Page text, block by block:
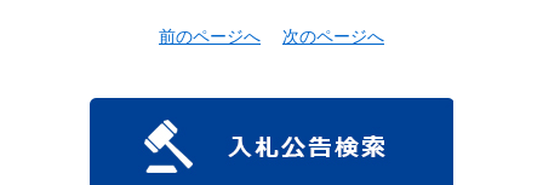
前のページへ 次のページへ